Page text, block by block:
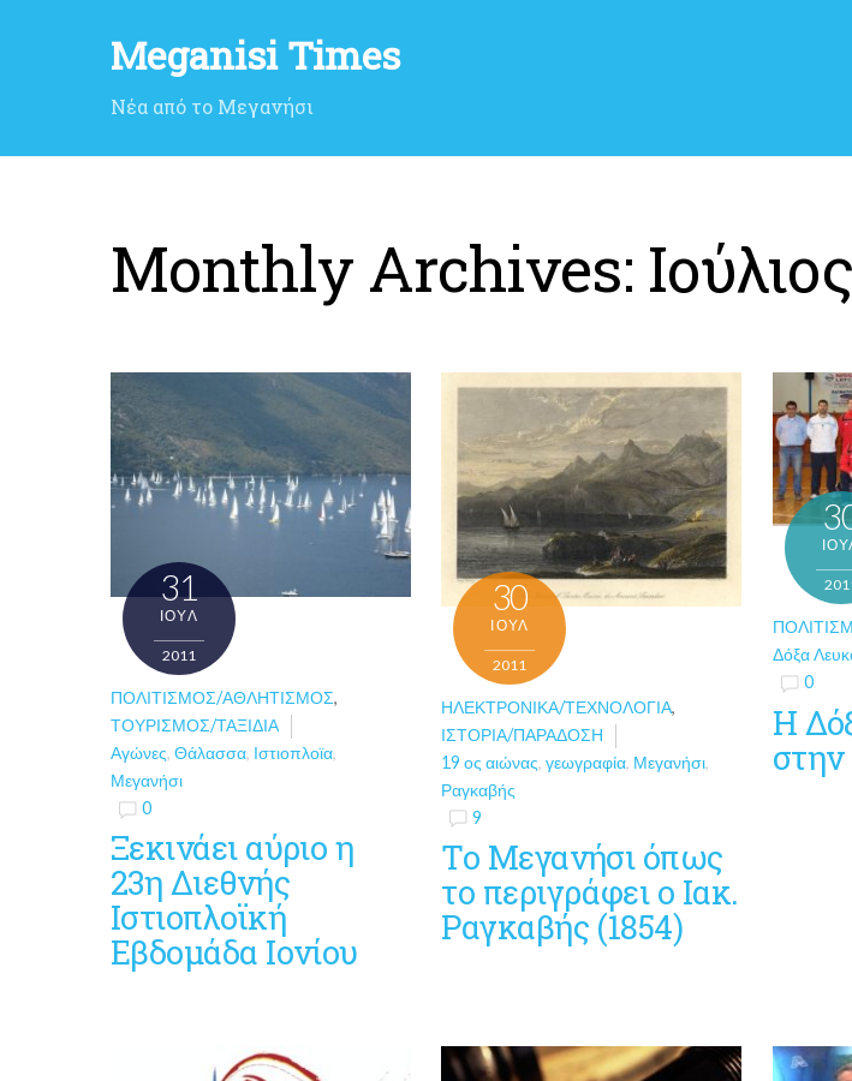
Meganisi Times
Νέα από το Μεγανήσι
Monthly Archives:
31
ΙΟΎΛ
2011
ΠΟΛΙΤΙΣΜΌΣ/ΑΘΛΗΤΙΣΜΌΣ,
ΤΟΥΡΙΣΜΌΣ/ΤΑΞΊΔΙΑ
Αγώνες, Θάλασσα, Ιστιοπλοϊα,
Μεγανήσι
0
Ξεκινάει αύριο η
23η Διεθνής
Ιστιοπλοϊκή
Εβδομάδα Ιονίου
30
ΙΟΎΛ
2011
ΗΛΕΚΤΡΟΝΙΚΆ/ΤΕΧΝΟΛΟΓΊΑ,
ΙΣΤΟΡΊΑ/ΠΑΡΆΔΟΣΗ
19 ος αιώνας,γεωγραφία, Μεγανήσι,
Ραγκαβής
9
Το Μεγανήσι όπως
το περιγράφει ο Ιακ.
Ραγκαβής (1854)
Δόξα
0
Η